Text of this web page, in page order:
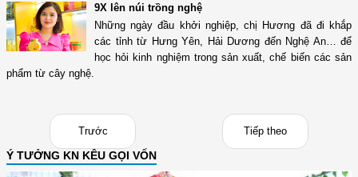
9X lên núi trồng nghệ
Những ngày đầu khởi nghiệp, chị Hương đã đi khắp
các tỉnh từ Hưng Yên, Hải Dương đến Nghệ An… để
học hỏi kinh nghiệm trong sản xuất, chế biến các sản
phẩm từ cây nghệ.
Trước Tiếp theo
Ý TƯỞNG KN KÊU GỌI VỐN